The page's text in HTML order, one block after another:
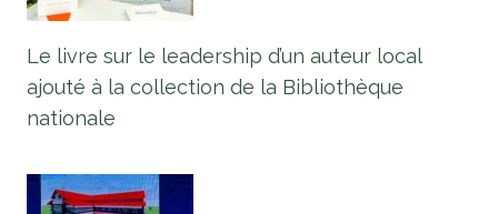
Le livre sur le leadership d’un auteur local
ajouté à la collection de la Bibliothèque
nationale